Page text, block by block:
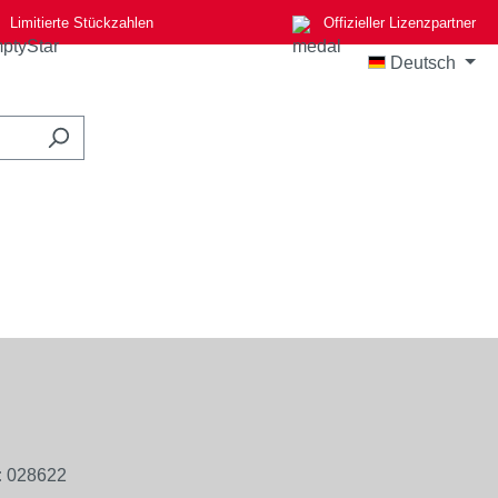
Limitierte Stückzahlen Offizieller Lizenzpartner
Deutsch
028622